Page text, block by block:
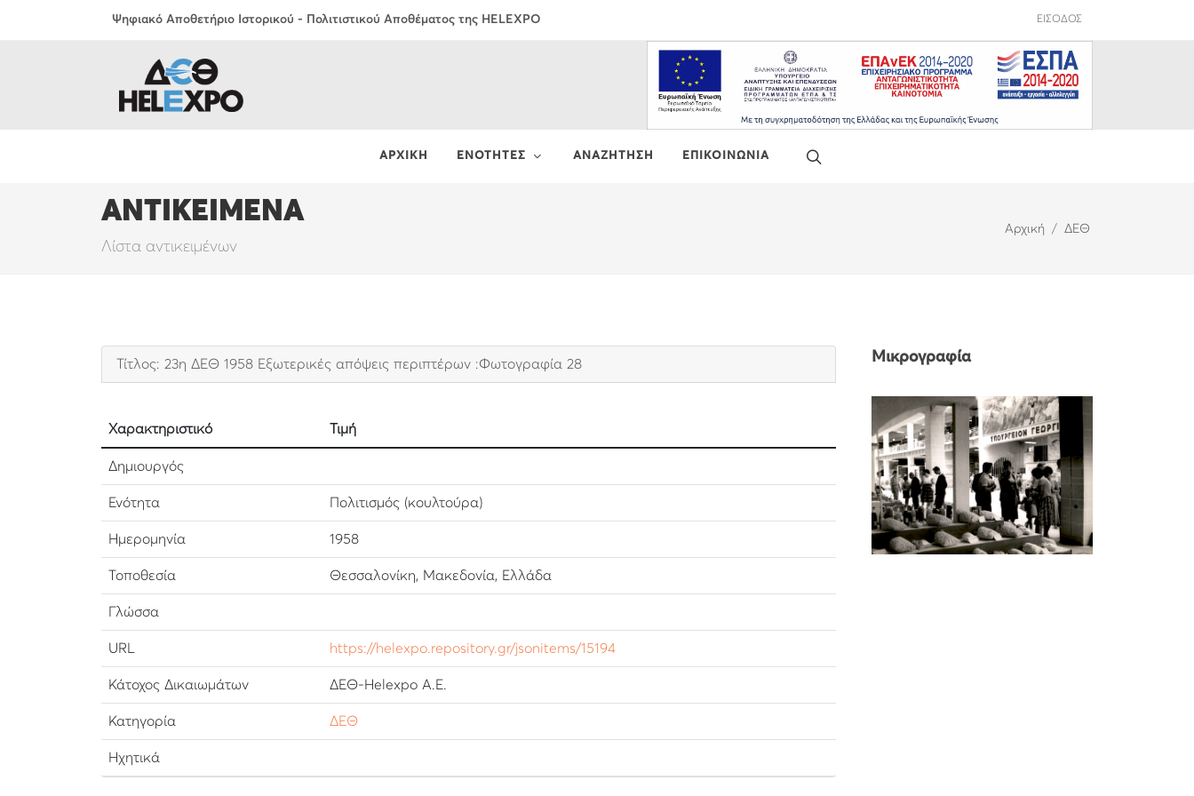
Ψηφιακό Αποθετήριο Ιστορικού - Πολιτιστικού Αποθέματος της HELEXPO ΕΙΣΟΔΟΣ
ΑΡΧΙΚΗ ΕΝΟΤΗΤΕΣ ΑΝΑΖΗΤΗΣΗ ΕΠΙΚΟΙΝΩΝΙΑ
ΑΝΤΙΚΕΙΜΕΝΑ
Λίστα αντικειμένων
Αρχική ΔΕΘ
Τίτλος: 23η ΔΕΘ 1958 Εξωτερικές απόψεις περιπτέρων :Φωτογραφία 28
Χαρακτηριστικό Τιμή
Δημιουργός
Ενότητα Πολιτισμός (κουλτούρα)
Ημερομηνία 1958
Τοποθεσία Θεσσαλονίκη, Μακεδονία, Ελλάδα
Γλώσσα
URL https://helexpo.repository.gr/jsonitems/15194
Κάτοχος Δικαιωμάτων ΔΕΘ-Helexpo Α.Ε.
Κατηγορία ΔΕΘ
Ηχητικά
Μικρογραφία